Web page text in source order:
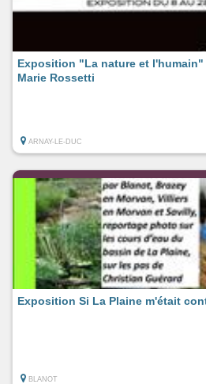
Exposition "La nature et l'humain"
Marie Rossetti
ARNAY-LE-DUC
Exposition Si La Plaine m'était
BLANOT